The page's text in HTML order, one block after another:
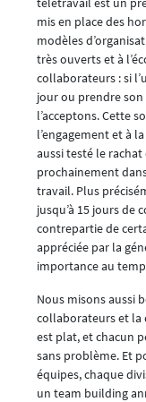
mis en place des
modèles
très ouverts et à
collaborateurs : si
jour ou prendre
l’acceptons. Cette
l’engagement et à
aussi testé le
prochainement
travail. Plus
jusqu’à 15 jours de
contrepartie de
appréciée par la
importance au
Nous misons aussi
collaborateurs et la
est plat, et chacun
sans problème. Et
équipes, chaque
un team building